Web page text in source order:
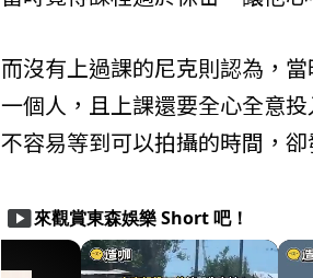
而沒有上過課的尼克則認為，
一個人，且上課還要全心全意
不容易等到可以拍攝的時間，
smart_display來觀賞東森娛樂 Short 吧！